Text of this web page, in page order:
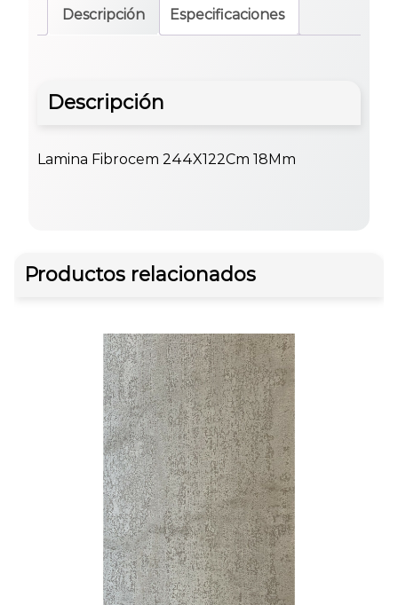
Descripción Especificaciones
Descripción
Lamina Fibrocem 244X122Cm 18Mm
Productos relacionados